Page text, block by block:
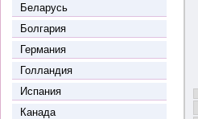
Беларусь
Болгария
Германия
Голландия
Испания
Канада